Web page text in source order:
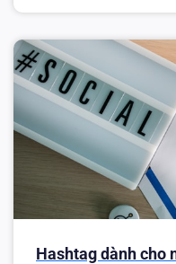
Hashtag dành cho